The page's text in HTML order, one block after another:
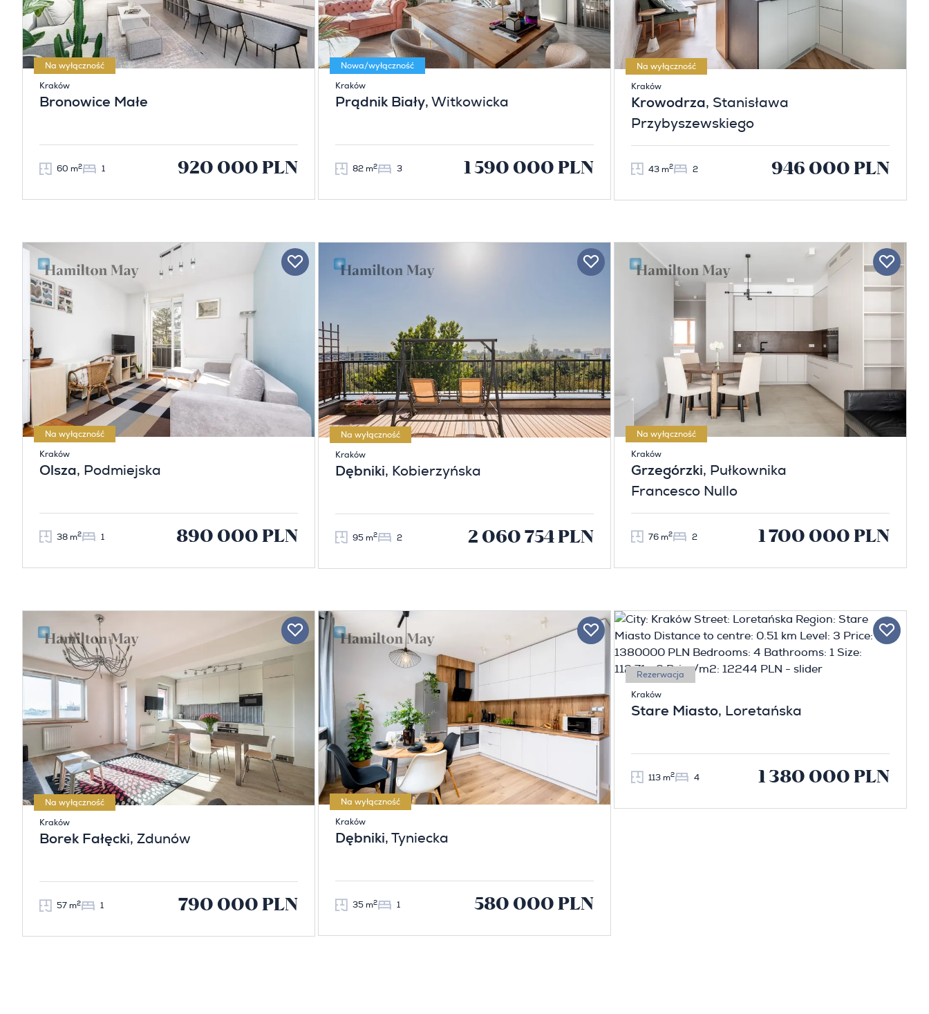
Na wyłączność
Kraków
Bronowice Małe
60 m2 1 920 000 PLN
Nowa/wyłączność
Kraków
Prądnik Biały, Witkowicka
82 m2 3 1 590 000 PLN
Na wyłączność
Kraków
Krowodrza, Stanisława
Przybyszewskiego
43 m2 2 946 000 PLN
Na wyłączność
Kraków
Olsza, Podmiejska
38 m2 1 890 000 PLN
Na wyłączność
Kraków
Dębniki, Kobierzyńska
95 m2 2 2 060 754 PLN
Na wyłączność
Kraków
Grzegórzki, Pułkownika
Francesco Nullo
76 m2 2 1 700 000 PLN
Na wyłączność
Kraków
Borek Fałęcki, Zdunów
57 m2 1 790 000 PLN
Na wyłączność
Kraków
Dębniki, Tyniecka
35 m2 1 580 000 PLN
Rezerwacja
Kraków
Stare Miasto, Loretańska
113 m2 4 1 380 000 PLN